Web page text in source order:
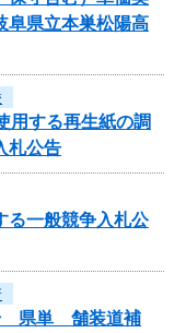
阜県立本巣松陽高
用する再生紙の調
札公告
る一般競争入札公
県単 舗装道補